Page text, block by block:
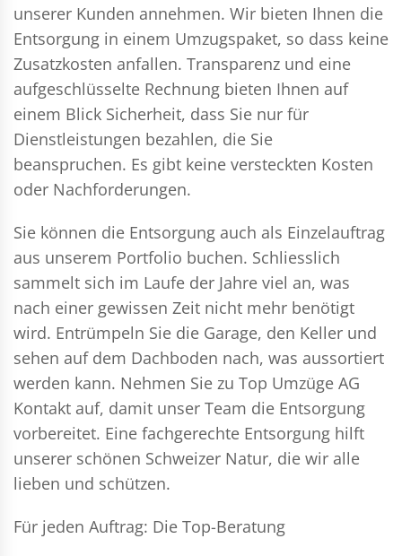
unserer Kunden annehmen. Wir bieten Ihnen die
Entsorgung in einem Umzugspaket, so dass keine
Zusatzkosten anfallen. Transparenz und eine
aufgeschlüsselte Rechnung bieten Ihnen auf
einem Blick Sicherheit, dass Sie nur für
Dienstleistungen bezahlen, die Sie
beanspruchen. Es gibt keine versteckten Kosten
oder Nachforderungen.
Sie können die Entsorgung auch als Einzelauftrag
aus unserem Portfolio buchen. Schliesslich
sammelt sich im Laufe der Jahre viel an, was
nach einer gewissen Zeit nicht mehr benötigt
wird. Entrümpeln Sie die Garage, den Keller und
sehen auf dem Dachboden nach, was aussortiert
werden kann. Nehmen Sie zu Top Umzüge AG
Kontakt auf, damit unser Team die Entsorgung
vorbereitet. Eine fachgerechte Entsorgung hilft
unserer schönen Schweizer Natur, die wir alle
lieben und schützen.
Für jeden Auftrag: Die Top-Beratung